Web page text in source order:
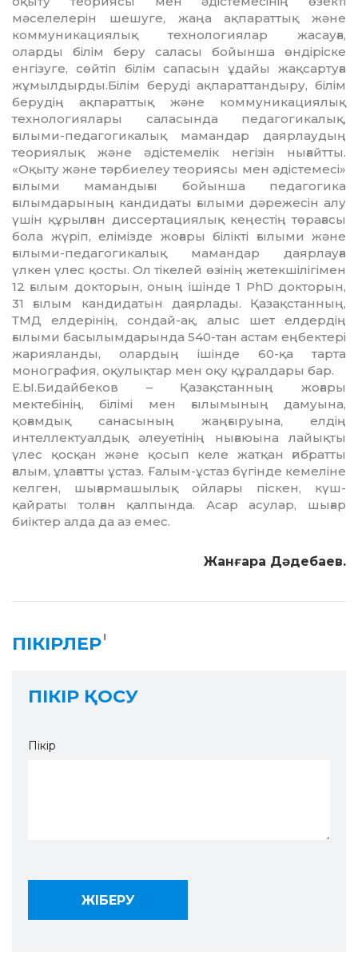
мәселелерін шешуге, жаңа ақ­па­раттық және
коммуникациялық технологиялар жасауға,
оларды білім беру саласы бойынша өндіріске
енгізуге, сөйтіп білім сапасын ұдайы жақсартуға
жұмылдырды.Білім беруді ақпараттандыру, білім
берудің ақпараттық және коммуникациялық
технологиялары саласында педагогикалық,
ғылыми-педагогикалық мамандар даяр­лаудың
теориялық және әдістемелік не­гізін нығайтты.
«Оқыту және тәрбиелеу тео­рия­сы мен әдістемесі»
ғылыми маман­ды­ғы бойынша педагогика
ғылымдарының кандидаты ғылыми дәрежесін алу
үшін құ­р­ыл­ған диссертациялық кеңестің төра­ға­сы
бола жүріп, елімізде жоғары білікті ғылыми және
ғылыми-педагогикалық ма­мандар даярлауға
үлкен үлес қосты. Ол тікелей өзінің жетекшілігімен
12 ғылым док­торын, оның ішінде 1 PhD докторын,
31 ғылым кандидатын даярлады. Қазақ­стан­ның,
ТМД елдерінің, сондай-ақ, алыс шет елдердің
ғылыми басылымдарында 540-тан астам еңбектері
жарияланды, олардың ішінде 60-қа тарта
монография, оқу­лықтар мен оқу құралдары бар.
Е.Ы.Бидайбеков – Қазақстанның жо­ғары
мектебінің, білімі мен ғылымының дамуына,
қоғамдық санасының жаңғыруы­на, елдің
интеллектуалдық әлеуетінің ны­ғаюына лайықты
үлес қосқан және қо­сып келе жатқан ғибратты
ғалым, ұла­ғат­ты ұстаз. Ғалым-ұстаз бүгінде кемеліне
кел­ген, шығармашылық ойлары піскен, күш-
қайраты толған қалпында. Асар асулар, шығар
биіктер алда да аз емес.
Жанғара Дәдебаев.
ПІКІРЛЕР1
ПІКІР ҚОСУ
Пікір